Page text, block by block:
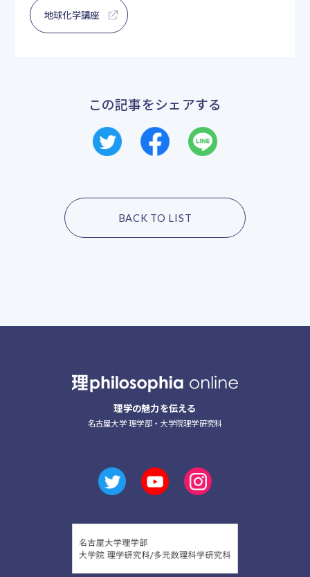
地球化学講座
この記事をシェアする
BACK TO LIST
理学の魅力を伝える
名古屋大学 理学部・大学院理学研究科